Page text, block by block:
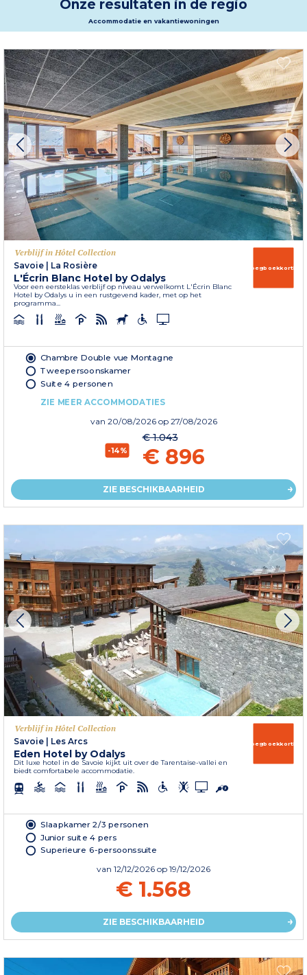
Onze resultaten in de regio
Accommodatie en vakantiewoningen
Verblijf in Hôtel Collection
Savoie
La Rosière
L'Écrin Blanc Hotel by Odalys
Voor een eersteklas verblijf op niveau verwelkomt L'Écrin Blanc
Hotel by Odalys u in een rustgevend kader, met op het
programma...
Vroegboekkorting
Chambre Double vue Montagne
Tweepersoonskamer
Suite 4 personen
ZIE MEER ACCOMMODATIES
van 20/08/2026 op 27/08/2026
-14%
€ 1.043
€ 896
ZIE BESCHIKBAARHEID
Verblijf in Hôtel Collection
Savoie
Les Arcs
Eden Hotel by Odalys
Dit luxe hotel in de Savoie kijkt uit over de Tarentaise-vallei en
biedt comfortabele accommodatie.
Vroegboekkorting
Slaapkamer 2/3 personen
Junior suite 4 pers
Superieure 6-persoonssuite
van 12/12/2026 op 19/12/2026
€ 1.568
ZIE BESCHIKBAARHEID